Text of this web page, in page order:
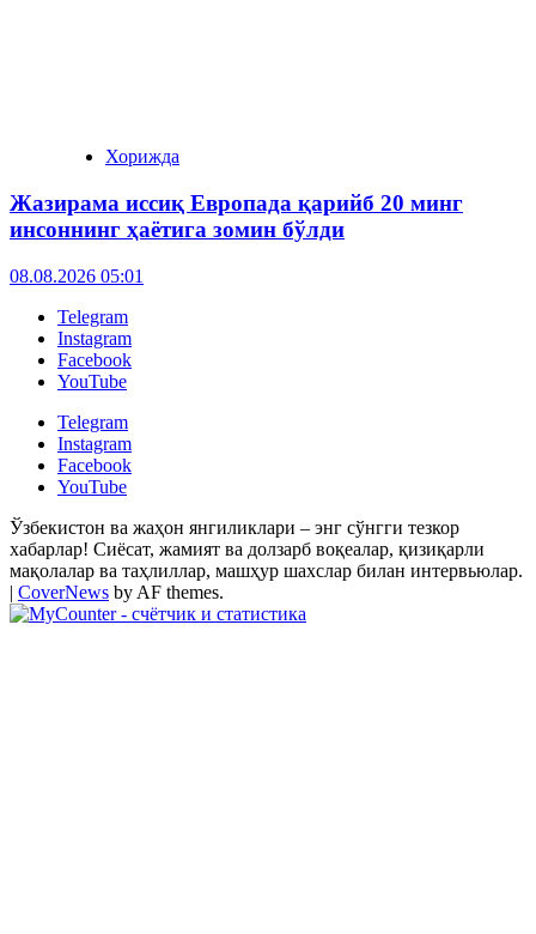
Хорижда
Жазирама иссиқ Европада қарийб 20 минг
инсоннинг ҳаётига зомин бўлди
08.08.2026 05:01
Telegram
Instagram
Facebook
YouTube
Telegram
Instagram
Facebook
YouTube
Ўзбекистон ва жаҳон янгиликлари – энг сўнгги тезкор
хабарлар! Сиёсат, жамият ва долзарб воқеалар, қизиқарли
мақолалар ва таҳлиллар, машҳур шахслар билан интервьюлар.
| CoverNews by AF themes.